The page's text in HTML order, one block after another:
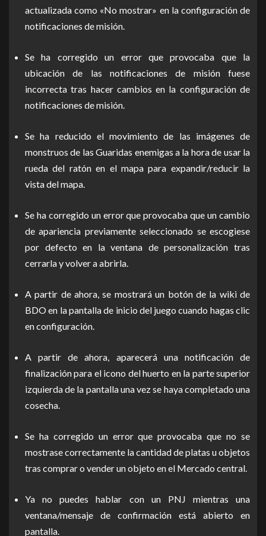
actualizada como «No mostrar» en la configuración de
notificaciones de misión.
Se ha corregido un error que provocaba que la
ubicación de las notificaciones de misión fuese
incorrecta tras hacer cambios en la configuración de
notificaciones de misión.
Se ha reducido el movimiento de las imágenes de
monstruos de las Guaridas enemigas a la hora de usar la
rueda del ratón en el mapa para expandir/reducir la
vista del mapa.
Se ha corregido un error que provocaba que un cambio
de apariencia previamente seleccionado se escogiese
por defecto en la ventana de personalización tras
cerrarla y volver a abrirla.
A partir de ahora, se mostrará un botón de la wiki de
BDO en la pantalla de inicio del juego cuando hagas clic
en configuración.
A partir de ahora, aparecerá una notificación de
finalización para el icono del huerto en la parte superior
izquierda de la pantalla una vez se haya completado una
cosecha.
Se ha corregido un error que provocaba que no se
mostrase correctamente la cantidad de platas u objetos
tras comprar o vender un objeto en el Mercado central.
Ya no puedes hablar con un PNJ mientras una
ventana/mensaje de confirmación está abierto en
pantalla.